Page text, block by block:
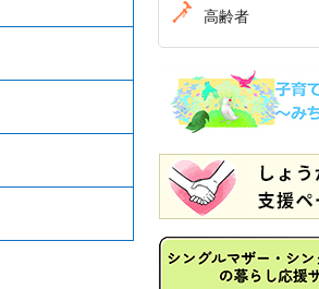
高齢者